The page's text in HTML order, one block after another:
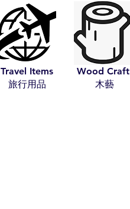
Travel Items
​旅行用品
Wood Craft
​木藝